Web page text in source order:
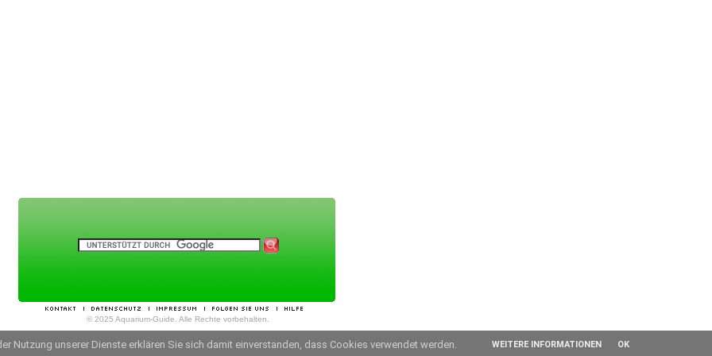
© 2025 Aquarium-Guide. Alle Rechte vorbehalten.
Nutzung unserer Dienste erklären Sie sich damit einverstanden, dass Cookies verwendet werden. WEITERE INFORMATIONEN OK